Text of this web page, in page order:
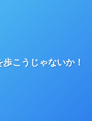
こうじゃないか！